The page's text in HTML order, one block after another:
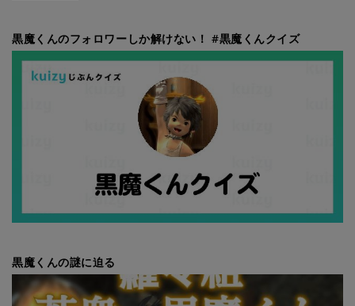
黒魔くんのフォロワーしか解けない！ #黒魔くんクイズ
黒魔くんの謎に迫る